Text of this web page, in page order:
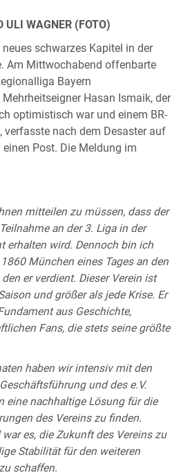
ULI WAGNER (FOTO)
schwarzes Kapitel in der
Am Mittwochabend offenbarte
Bayern
Hasan Ismaik, der
optimistisch war und einem BR-
verfasste nach dem Desaster auf
Post. Die Meldung im
mitteilen zu müssen, dass der
an der 3. Liga in der
erhalten wird. Dennoch bin ich
München eines Tages an den
er verdient. Dieser Verein ist
und größer als jede Krise. Er
aus Geschichte,
Fans, die stets seine größte
haben wir intensiv mit den
und des e.V.
eine nachhaltige Lösung für die
des Vereins zu finden.
es, die Zukunft des Vereins zu
Stabilität für den weiteren
schaffen.